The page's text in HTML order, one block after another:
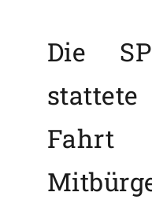
Die